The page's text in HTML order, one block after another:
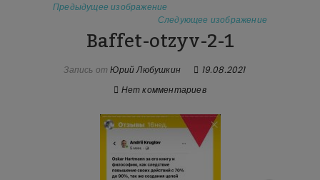
Предыдущее изображение
Следующее изображение
Baffet-otzyv-2-1
Запись от Юрий Любушкин
19.08.2021
Нет комментариев